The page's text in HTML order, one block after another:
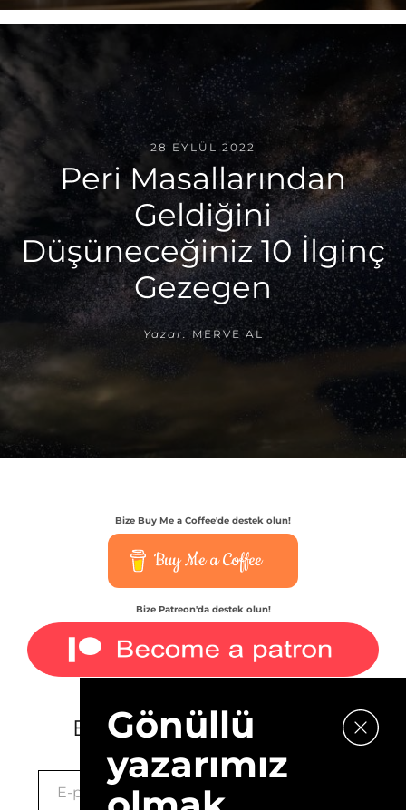
28 EYLÜL 2022
Peri Masallarından
Geldiğini
Düşüneceğiniz 10 İlginç
Gezegen
Yazar: MERVE AL
Bize Buy Me a Coffee'de destek olun!
Buy Me a Coffee
Bize Patreon'da destek olun!
E-bültenimize kaydolun.
Gönüllü
yazarımız